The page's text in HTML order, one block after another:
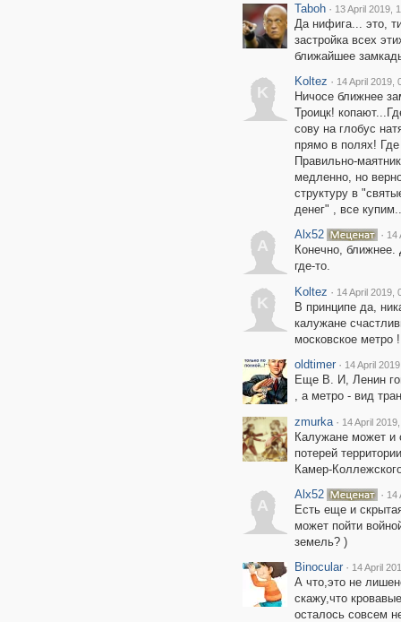
Taboh · 13 April 2019,
Да нифига... это,
застройка всех
ближайшее
K
Koltez · 14 April 2019,
Ничосе ближнее
Троицк!
сову на глобус
прямо в полях!
Правильно-
медленно, но
структуру в
денег" , все
A
Alx52 · 14
Конечно, ближнее.
где-то.
K
Koltez · 14 April 2019,
В принципе да,
калужане
московское метро
oldtimer · 14 April
Еще В. И, Ленин
, а метро - вид
zmurka · 14 April
Калужане может и
потерей
Камер-
A
Alx52 · 14
Есть еще и
может пойти
земель? )
Binocular · 14 April
А что,это не
скажу,что
осталось совсем